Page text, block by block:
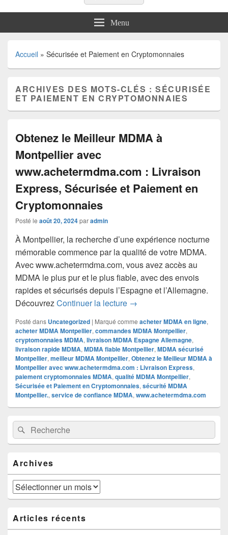
Menu
Accueil » Sécurisée et Paiement en Cryptomonnaies
ARCHIVES DES MOTS-CLÉS :SÉCURISÉE
ET PAIEMENT EN CRYPTOMONNAIES
Obtenez le Meilleur MDMA à
Montpellier avec
www.achetermdma.com : Livraison
Express, Sécurisée et Paiement en
Cryptomonnaies
Posté le août 20, 2024paradmin
À Montpellier, la recherche d’une expérience nocturne
mémorable commence par la qualité de votre MDMA.
Avec www.achetermdma.com, vous avez accès au
MDMA le plus pur et le plus fiable, avec des envois
rapides et sécurisés depuis l’Espagne et l’Allemagne.
DécouvrezContinuer la lecture Obtenez le Meilleur
→
Posté dans Uncategorized | Marqué comme acheter MDMA en ligne,
acheter MDMA Montpellier, commandes MDMA Montpellier,
cryptomonnaies MDMA, livraison MDMA Espagne Allemagne,
livraison rapide MDMA, MDMA fiable Montpellier, MDMA sécurisé
Montpellier, meilleur MDMA Montpellier, Obtenez le Meilleur MDMA à
Montpellier avec www.achetermdma.com : Livraison Express,
paiement cryptomonnaies MDMA, qualité MDMA Montpellier,
Sécurisée et Paiement en Cryptomonnaies, sécurité MDMA
Montpellier., service de confiance MDMA, www.achetermdma.com
Zone
principale
de
widget
barre
latérale
Recherche :Rechercher
Archives
Archives
Articles récents